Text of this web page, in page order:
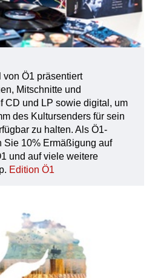
Ö1 präsentiert
Mitschnitte und
CD und LP sowie digital, um
des Kultursenders für sein
zu halten. Als Ö1-
10% Ermäßigung auf
und auf viele weitere
Edition Ö1